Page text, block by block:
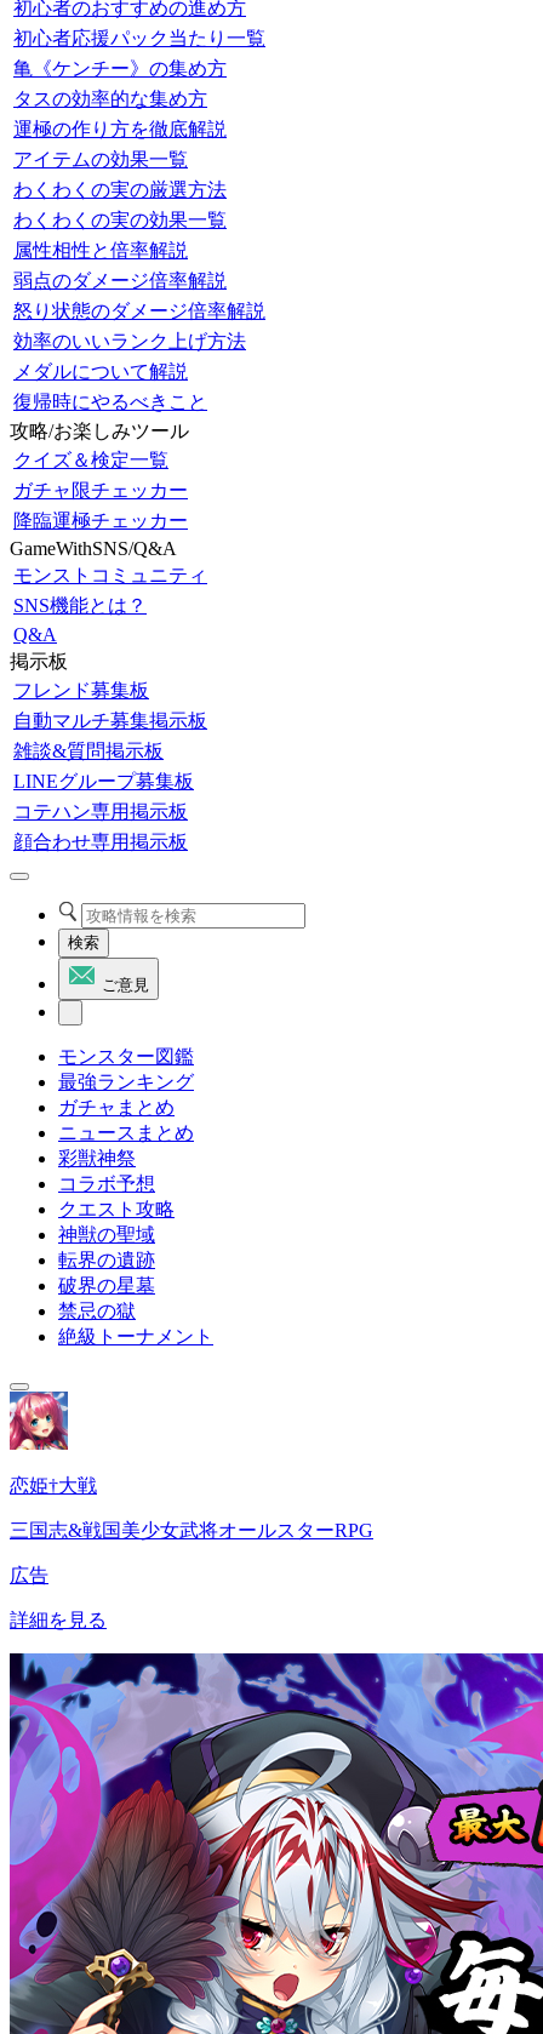
初心者のおすすめの進め方
初心者応援パック当たり一覧
亀《ケンチー》の集め方
タスの効率的な集め方
運極の作り方を徹底解説
アイテムの効果一覧
わくわくの実の厳選方法
わくわくの実の効果一覧
属性相性と倍率解説
弱点のダメージ倍率解説
怒り状態のダメージ倍率解説
効率のいいランク上げ方法
メダルについて解説
復帰時にやるべきこと
攻略/お楽しみツール
クイズ＆検定一覧
ガチャ限チェッカー
降臨運極チェッカー
GameWithSNS/Q&A
モンストコミュニティ
SNS機能とは？
Q&A
掲示板
フレンド募集板
自動マルチ募集掲示板
雑談&質問掲示板
LINEグループ募集板
コテハン専用掲示板
顔合わせ専用掲示板
検索
ご意見
モンスター図鑑
最強ランキング
ガチャまとめ
ニュースまとめ
彩獣神祭
コラボ予想
クエスト攻略
神獣の聖域
転界の遺跡
破界の星墓
禁忌の獄
絶級トーナメント
恋姫†大戦
三国志&戦国美少女武将オールスターRPG
広告
詳細を見る